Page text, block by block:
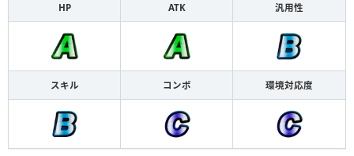
HP ATK 汎用性
スキル コンボ 環境対応度